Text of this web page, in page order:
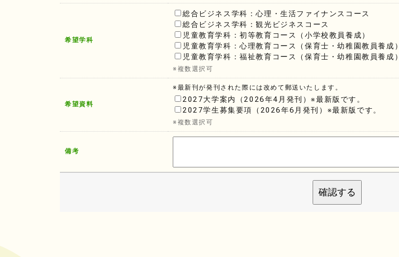
希望学科
総合ビジネス学科：心理・生活ファイナンスコース
総合ビジネス学科：観光ビジネスコース
児童教育学科：初等教育コース（小学校教員養成）
児童教育学科：心理教育コース（保育士・幼稚園教員養成）
児童教育学科：福祉教育コース（保育士・幼稚園教員養成）
※複数選択可
希望資料
※最新刊が発刊された際には改めて郵送いたします。
2027大学案内（2026年4月発刊）※最新版です。
2027学生募集要項（2026年6月発刊）※最新版です。
※複数選択可
備考
確認する